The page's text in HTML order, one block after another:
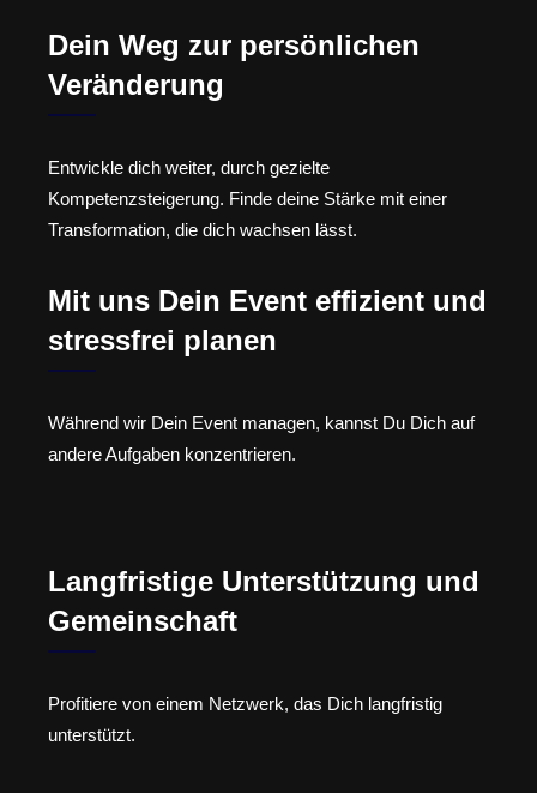
Dein Weg zur persönlichen
Veränderung
Entwickle dich weiter, durch gezielte
Kompetenzsteigerung. Finde deine Stärke mit einer
Transformation, die dich wachsen lässt.
Mit uns Dein Event effizient und
stressfrei planen
Während wir Dein Event managen, kannst Du Dich auf
andere Aufgaben konzentrieren.
Langfristige Unterstützung und
Gemeinschaft
Profitiere von einem Netzwerk, das Dich langfristig
unterstützt.